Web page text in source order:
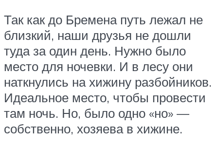
Так как до Бремена путь лежал не
близкий, наши друзья не дошли
туда за один день. Нужно было
место для ночевки. И в лесу они
наткнулись на хижину разбойников.
Идеальное место, чтобы провести
там ночь. Но, было одно «но» —
собственно, хозяева в хижине.